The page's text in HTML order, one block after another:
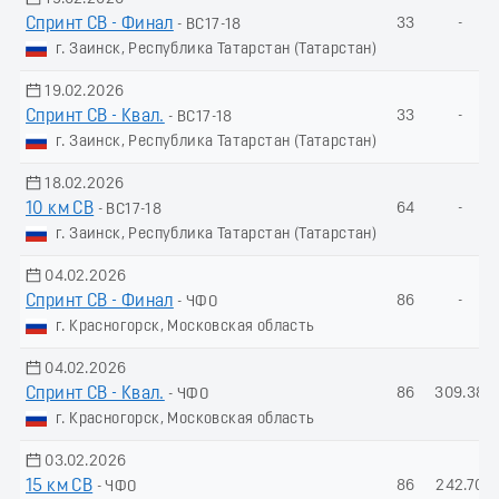
Спринт СВ - Финал - ВС17-18
г. Заинск, Республика Татарстан (Татарстан)
33 -
19.02.2026
Спринт СВ - Квал. - ВС17-18
г. Заинск, Республика Татарстан (Татарстан)
33 -
18.02.2026
10 км СВ - ВС17-18
г. Заинск, Республика Татарстан (Татарстан)
64 -
04.02.2026
Спринт СВ - Финал - ЧФО
г. Красногорск, Московская область
86 -
04.02.2026
Спринт СВ - Квал. - ЧФО
г. Красногорск, Московская область
86 309.38
03.02.2026
15 км СВ - ЧФО 86 242.70